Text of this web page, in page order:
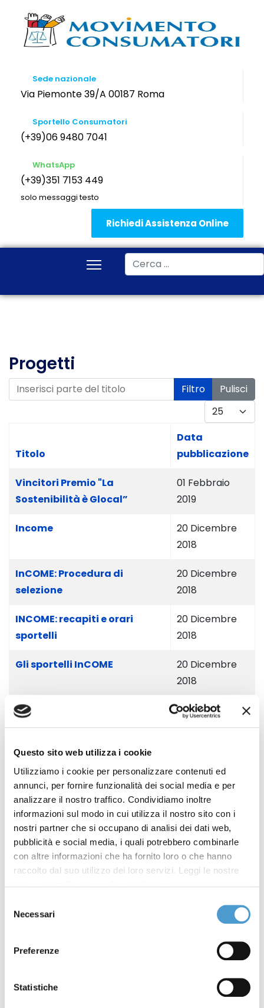
Questo sito web utilizza i cookie
Utilizziamo i cookie per personalizzare contenuti ed
annunci, per fornire funzionalità dei social media e per
analizzare il nostro traffico. Condividiamo inoltre
informazioni sul modo in cui utilizza il nostro sito con i
nostri partner che si occupano di analisi dei dati web,
pubblicità e social media, i quali potrebbero combinarle
con altre informazioni che ha fornito loro o che hanno
raccolto dal suo utilizzo dei loro servizi. Leggi le nostre
delNecessari
Preferenze
Statistiche
Sede nazionale
Via Piemonte 39/A 00187 Roma
Sportello Consumatori
(+39)06 9480 7041
WhatsApp
(+39)351 7153 449
solo messaggi testo
Richiedi Assistenza Online
Cerca
Progetti
Inserisci parte del titolo Filtro
Pulisci
Visualizza #
Titolo
Data
pubblicazione
Vincitori Premio "La
Sostenibilità è Glocal”
01 Febbraio
2019
Income
20 Dicembre
2018
InCOME: Procedura di
selezione
20 Dicembre
2018
INCOME: recapiti e orari
sportelli
20 Dicembre
2018
Gli sportelli InCOME
20 Dicembre
2018
Glocal, i video del campus
08 Novembre
2018
Ritorno a scuola...di
sostenibilità. Il campus per i
"Giovani in azione glocale"
2018
We Like Share Change 15 Giugno 2018
Premio "La sostenibilità è
glocal. Racconti di scelte di
09 Maggio 2018
responsabile
05 Settembre
Giovani in Azione Glocale 15 Luglio 2017